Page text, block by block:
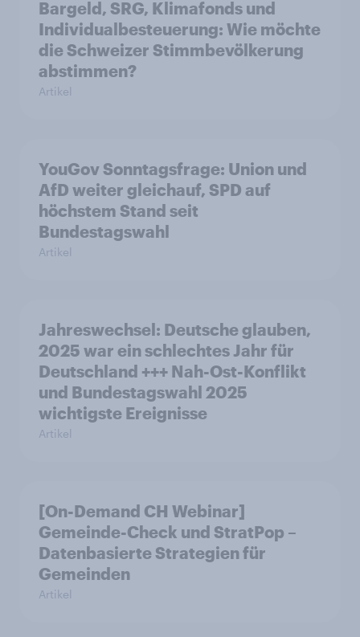
Bargeld, SRG, Klimafonds und
Individualbesteuerung: Wie möchte
die Schweizer Stimmbevölkerung
abstimmen?
Artikel
YouGov Sonntagsfrage: Union und
AfD weiter gleichauf, SPD auf
höchstem Stand seit
Bundestagswahl
Artikel
Jahreswechsel: Deutsche glauben,
2025 war ein schlechtes Jahr für
Deutschland +++ Nah-Ost-Konflikt
und Bundestagswahl 2025
wichtigste Ereignisse
Artikel
[On-Demand CH Webinar]
Gemeinde-Check und StratPop –
Datenbasierte Strategien für
Gemeinden
Artikel